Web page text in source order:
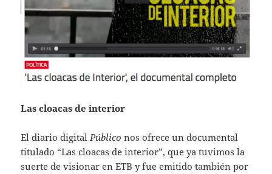
Las cloacas de interior
El diario digitalPúblico nos ofrece un documental
titulado “Las cloacas de interior”, que ya tuvimos la
suerte de visionar en ETB y fue emitido también por